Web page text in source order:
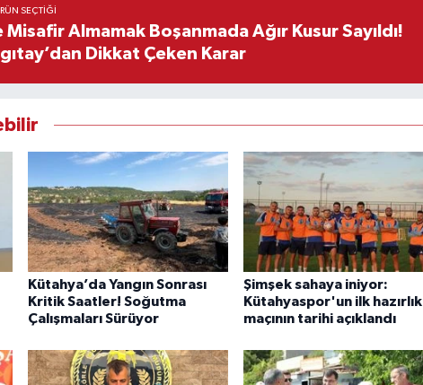
SEÇTIĞI
Misafir Almamak Boşanmada Ağır Kusur Sayıldı!
Dikkat Çeken Karar
Kütahya’da Yangın Sonrası
Kritik Saatler! Soğutma
Çalışmaları Sürüyor
Şimşek sahaya iniyor:
Kütahyaspor'un ilk hazırlık
maçının tarihi açıklandı